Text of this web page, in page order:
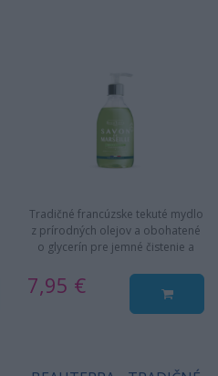
Tradičné francúzske tekuté mydlo
z prírodných olejov a obohatené
o glycerín pre jemné čistenie a
7,95 €